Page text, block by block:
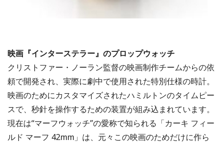
映画『インターステラー』のプロップウォッチ
クリストファー・ノーラン監督の映画制作チームからの依
頼で開発され、実際に劇中で使用された特別仕様の時計。
映画のためにカスタマイズされたハミルトンのタイムピー
スで、秒針を操作するための装置が組み込まれています。
現在は“マーフウォッチ”の愛称で知られる「カーキ フィー
ルド マーフ 42mm」は、元々この映画のためだけに作ら